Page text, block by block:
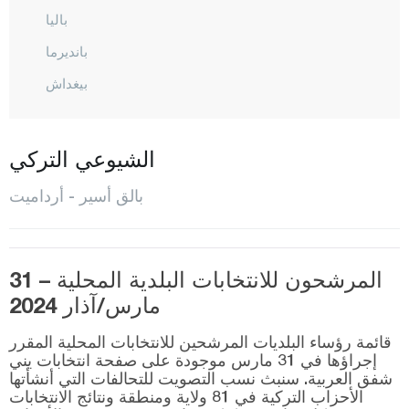
باليا
بانديرما
بيغداش
دورسون بيه
أرداميت
غوميش
غونان
حافران
إيقريندي
كاراإيسي
الشيوعي التركي
بالق أسير - أرداميت
المرشحون للانتخابات البلدية المحلية – 31
مارس/آذار 2024
قائمة رؤساء البلديات المرشحين للانتخابات المحلية المقرر
إجراؤها في 31 مارس موجودة على صفحة انتخابات يني
شفق العربية. سنبث نسب التصويت للتحالفات التي أنشأتها
الأحزاب التركية في 81 ولاية ومنطقة ونتائج الانتخابات